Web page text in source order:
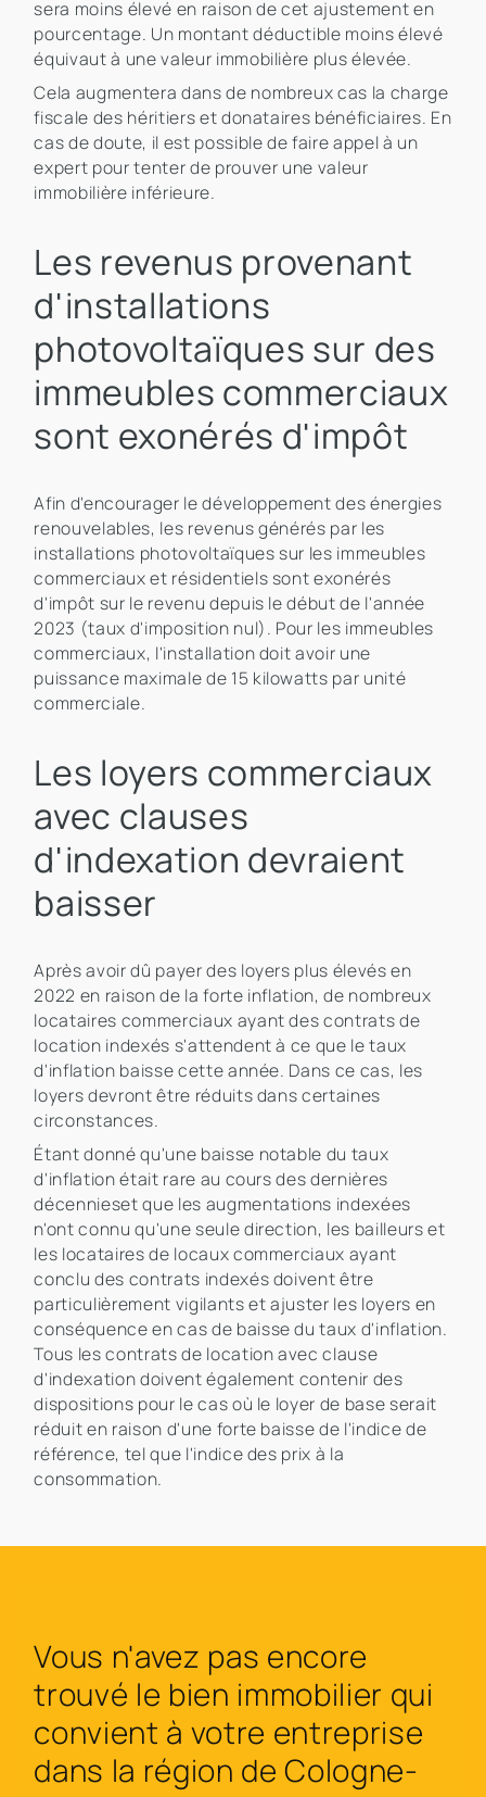
sera moins élevé en raison de cet ajustement en
pourcentage. Un montant déductible moins élevé
équivaut à une valeur immobilière plus élevée.
Cela augmentera dans de nombreux cas la charge
fiscale des héritiers et donataires bénéficiaires. En
cas de doute, il est possible de faire appel à un
expert pour tenter de prouver une valeur
immobilière inférieure.
Les revenus provenant
d'installations
photovoltaïques sur des
immeubles commerciaux
sont exonérés d'impôt
Afin d'encourager le développement des énergies
renouvelables, les revenus générés par les
installations photovoltaïques sur les immeubles
commerciaux et résidentiels sont exonérés
d'impôt sur le revenu depuis le début de l'année
2023 (taux d'imposition nul). Pour les immeubles
commerciaux, l'installation doit avoir une
puissance maximale de 15 kilowatts par unité
commerciale.
Les loyers commerciaux
avec clauses
d'indexation devraient
baisser
Après avoir dû payer des loyers plus élevés en
2022 en raison de la forte inflation, de nombreux
locataires commerciaux ayant des contrats de
location indexés s'attendent à ce que le taux
d'inflation baisse cette année. Dans ce cas, les
loyers devront être réduits dans certaines
circonstances.
Étant donné qu'une baisse notable du taux
d'inflation était rare au cours des dernières
décennieset que les augmentations indexées
n'ont connu qu'une seule direction, les bailleurs et
les locataires de locaux commerciaux ayant
conclu des contrats indexés doivent être
particulièrement vigilants et ajuster les loyers en
conséquence en cas de baisse du taux d'inflation.
Tous les contrats de location avec clause
d'indexation doivent également contenir des
dispositions pour le cas où le loyer de base serait
réduit en raison d'une forte baisse de l'indice de
référence, tel que l'indice des prix à la
consommation.
Vous n'avez pas encore
trouvé le bien immobilier qui
convient à votre entreprise
dans la région de Cologne-